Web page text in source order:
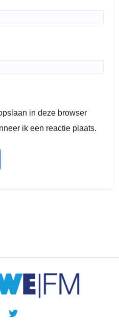
in deze browser
ik een reactie plaats.